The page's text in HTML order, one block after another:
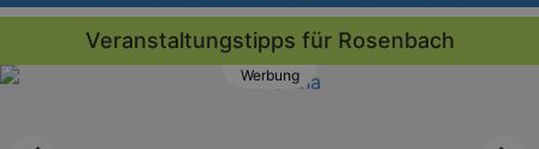
Veranstaltungstipps für Rosenbach
Werbung